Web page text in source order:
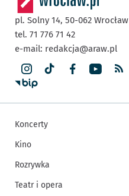
pl. Solny 14, 50-062 Wrocław
tel. 71 776 71 42
e-mail: redakcja@araw.pl
Koncerty
Kino
Rozrywka
Teatr i opera